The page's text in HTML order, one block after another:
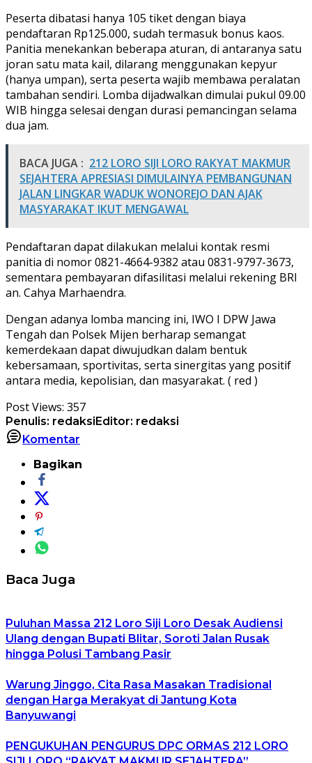
Peserta dibatasi hanya 105 tiket dengan biaya
pendaftaran Rp125.000, sudah termasuk bonus kaos.
Panitia menekankan beberapa aturan, di antaranya satu
joran satu mata kail, dilarang menggunakan kepyur
(hanya umpan), serta peserta wajib membawa peralatan
tambahan sendiri. Lomba dijadwalkan dimulai pukul 09.00
WIB hingga selesai dengan durasi pemancingan selama
dua jam.
BACA JUGA : 212 LORO SIJI LORO RAKYAT MAKMUR
SEJAHTERA APRESIASI DIMULAINYA PEMBANGUNAN
JALAN LINGKAR WADUK WONOREJO DAN AJAK
MASYARAKAT IKUT MENGAWAL
Pendaftaran dapat dilakukan melalui kontak resmi
panitia di nomor 0821-4664-9382 atau 0831-9797-3673,
sementara pembayaran difasilitasi melalui rekening BRI
an. Cahya Marhaendra.
Dengan adanya lomba mancing ini, IWO I DPW Jawa
Tengah dan Polsek Mijen berharap semangat
kemerdekaan dapat diwujudkan dalam bentuk
kebersamaan, sportivitas, serta sinergitas yang positif
antara media, kepolisian, dan masyarakat. ( red )
Post Views: 357
Penulis: redaksiEditor: redaksi
Komentar
Bagikan
Baca Juga
Puluhan Massa 212 Loro Siji Loro Desak Audiensi
Ulang dengan Bupati Blitar, Soroti Jalan Rusak
hingga Polusi Tambang Pasir
Warung Jinggo, Cita Rasa Masakan Tradisional
dengan Harga Merakyat di Jantung Kota
Banyuwangi
PENGUKUHAN PENGURUS DPC ORMAS 212 LORO